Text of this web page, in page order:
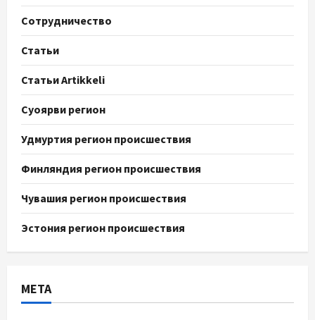
Сотрудничество
Статьи
Статьи Artikkeli
Суоярви регион
Удмуртия регион происшествия
Финляндия регион происшествия
Чувашия регион происшествия
Эстония регион происшествия
МЕТА